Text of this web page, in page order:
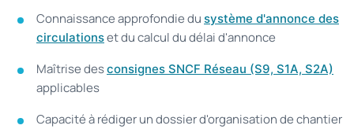
Connaissance approfondie du système d'annonce des
circulationset du calcul du délai d'annonce
Maîtrise desconsignes SNCF Réseau (S9, S1A, S2A)
applicables
Capacité à rédiger un dossier d'organisation de chantier